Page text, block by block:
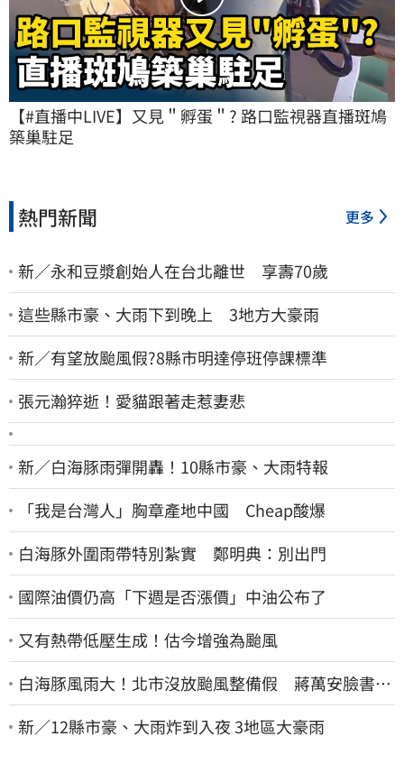
【#直播中LIVE】又見＂孵蛋＂? 路口監視器直播斑鳩
築巢駐足
熱門新聞 更多
新／永和豆漿創始人在台北離世 享壽70歲
這些縣市豪、大雨下到晚上 3地方大豪雨
新／有望放颱風假?8縣市明達停班停課標準
張元瀚猝逝！愛貓跟著走惹妻悲
新／白海豚雨彈開轟！10縣市豪、大雨特報
「我是台灣人」胸章產地中國 Cheap酸爆
白海豚外圍雨帶特別紮實 鄭明典：別出門
國際油價仍高「下週是否漲價」中油公布了
又有熱帶低壓生成！估今增強為颱風
白海豚風雨大！北市沒放颱風整備假 蔣萬安臉書遭
網友灌爆：標準在哪？
新／12縣市豪、大雨炸到入夜 3地區大豪雨